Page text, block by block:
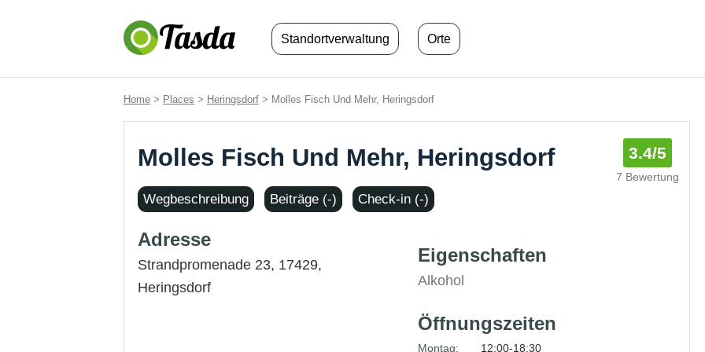
Standortverwaltung Orte
Home > Places > Heringsdorf > Molles Fisch Und Mehr, Heringsdorf
Molles Fisch Und Mehr, Heringsdorf 3.4/5
7 Bewertung
Wegbeschreibung Beiträge (-) Check-in (-)
Adresse
Strandpromenade 23, 17429,
Heringsdorf
Eigenschaften
Alkohol
Öffnungszeiten
Montag:
12:00-18:30